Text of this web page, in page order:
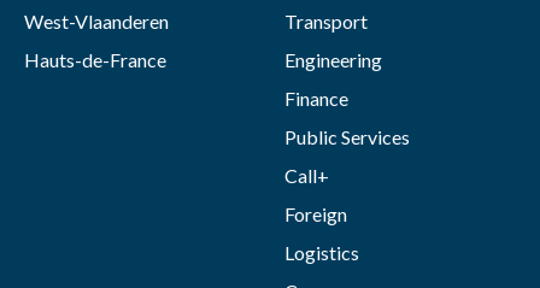
West-Vlaanderen
Hauts-de-France
Transport
Engineering
Finance
Public Services
Call+
Foreign
Logistics